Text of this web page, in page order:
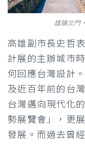
雄鎮北門
高雄副市長史哲
計展的主辦城市
何回應台灣設計
及近百年前的台
台灣邁向現代化
勢展覽會」，更
發展。而過去曾